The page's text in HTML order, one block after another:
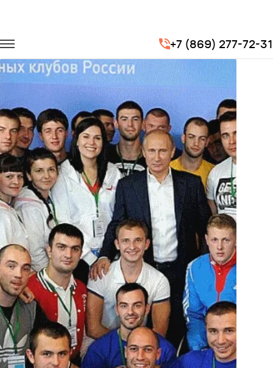
+7 (869) 277-72-31
Транспорт для спорта
Фестиваль "На спорте"